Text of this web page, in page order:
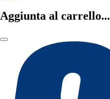
Aggiunta al carrello...